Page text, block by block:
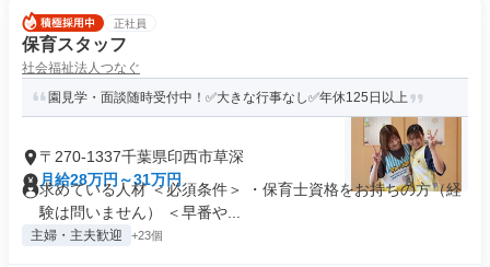
正社員
保育スタッフ
社会福祉法人つなぐ
園見学・面談随時受付中！✅大きな行事なし✅年休125日以上
〒270-1337千葉県印西市草深
月給28万円～31万円
求めている人材 ＜必須条件＞ ・保育士資格をお持ちの方（経
験は問いません） ＜早番や...
主婦・主夫歓迎 +23個